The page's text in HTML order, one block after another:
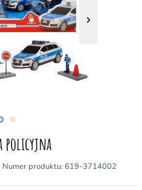
policyjna
619-3714002